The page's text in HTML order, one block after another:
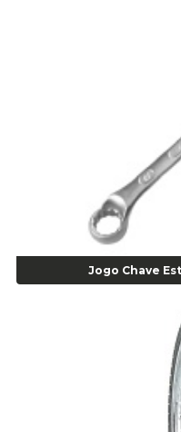
Alicate para Abracadeira 3/
Alicate para Anéis Externos
Alicate para Anéis Externos
Alicate para Anéis Internos
Alicate para Anéis Tipo
Alicate para Balanceamento
Alicate para trava de cambio
Alicate Universal - Cod 01718
Alicate Universal 8" Gedore -
Anel Centralizador Fiat 4 pçs
Anel Centralizador Ford 4pçs
Anel Centralizador GM 4 pçs
Anel Centralizador Honda 4
Anel Centralizador Peugeot
Anel Centralizador Renault
Anel Centralizador Toyota
Anel Centralizador VW 4pçs
Jogo Chave